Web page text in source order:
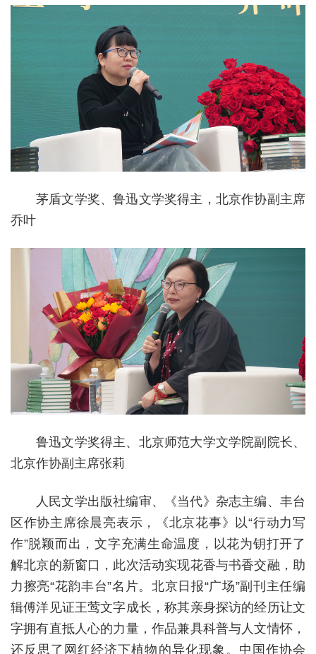
茅盾文学奖、鲁迅文学奖得主，北京作协副主席
乔叶
鲁迅文学奖得主、北京师范大学文学院副院长、
北京作协副主席张莉
人民文学出版社编审、《当代》杂志主编、丰台
区作协主席徐晨亮表示，《北京花事》以“行动力写
作”脱颖而出，文字充满生命温度，以花为钥打开了
解北京的新窗口，此次活动实现花香与书香交融，助
力擦亮“花韵丰台”名片。北京日报“广场”副刊主任编
辑傅洋见证王莺文字成长，称其亲身探访的经历让文
字拥有直抵人心的力量，作品兼具科普与人文情怀，
还反思了网红经济下植物的异化现象。中国作协会